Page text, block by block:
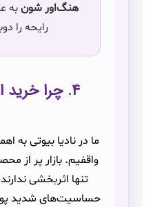
هنگ‌اور شونبه
رایحه را
۴. چرا خرید از نادیا بیوتی؟
ما در نادیا بیوتی
واقفیم. بازار پر از
تنها اثربخشی
حساسیت‌های شدید